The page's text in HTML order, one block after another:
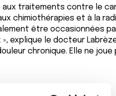
aux traitements contre le
chimiothérapies et à la
être occasionnées
explique le docteur
chronique. Elle ne